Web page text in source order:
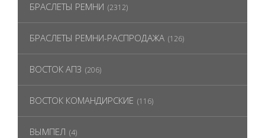
БРАСЛЕТЫ РЕМНИ (2312)
БРАСЛЕТЫ РЕМНИ-РАСПРОДАЖА (126)
ВОСТОК АПЗ (206)
ВОСТОК КОМАНДИРСКИЕ (116)
ВЫМПЕЛ (4)